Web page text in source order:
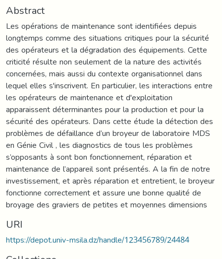
Abstract
Les opérations de maintenance sont identifiées depuis
longtemps comme des situations critiques pour la sécurité
des opérateurs et la dégradation des équipements. Cette
criticité résulte non seulement de la nature des activités
concernées, mais aussi du contexte organisationnel dans
lequel elles s'inscrivent. En particulier, les interactions entre
les opérateurs de maintenance et d'exploitation
apparaissent déterminantes pour la production et pour la
sécurité des opérateurs. Dans cette étude la détection des
problèmes de défaillance d’un broyeur de laboratoire MDS
en Génie Civil , les diagnostics de tous les problèmes
s’opposants à sont bon fonctionnement, réparation et
maintenance de l’appareil sont présentés. A la fin de notre
investissement, et après réparation et entretient, le broyeur
fonctionne correctement et assure une bonne qualité de
broyage des graviers de petites et moyennes dimensions
URI
https://depot.univ-msila.dz/handle/123456789/24484